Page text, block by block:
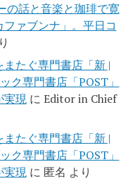
の話と音楽と珈琲で寛
ァブンナ」。平日コ
たぐ専門書店「新 |
ク専門書店「POST」
実現に Editor in Chief
たぐ専門書店「新 |
ク専門書店「POST」
実現に 匿名 より